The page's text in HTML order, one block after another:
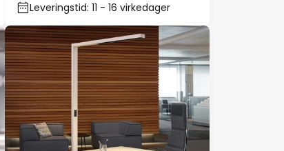
Leveringstid: 11 - 16 virkedager